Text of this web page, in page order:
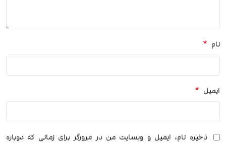
نام *
ایمیل *
ذخیره نام، ایمیل و وبسایت من در مرورگر برای زمانی که دوباره